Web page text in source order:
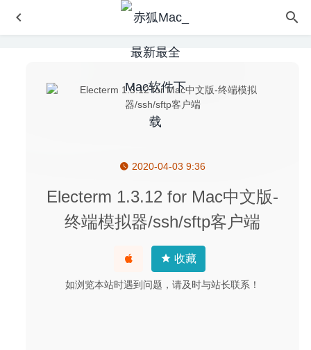
2020-04-03 9:36
Electerm 1.3.12 for Mac中文版-
终端模拟器/ssh/sftp客户端
收藏
如浏览本站时遇到问题，请及时与站长联系！
Adguard 2.4.3 (718) Nightly for Mac中文版-世界上最高级
Wattagio 1.10.1 – 电池健康检测管理工具 2020-06-27
One Switch 1.35.4 中文版-MacOS必备万能开关工具
Separation Studio 2.1.1 – 优秀的图片分色工具
Filmage Screen 1.4.7 中文版 – 多功能屏幕录制和视频编辑